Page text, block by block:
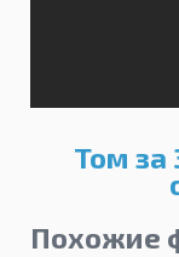
Том за
Похожие